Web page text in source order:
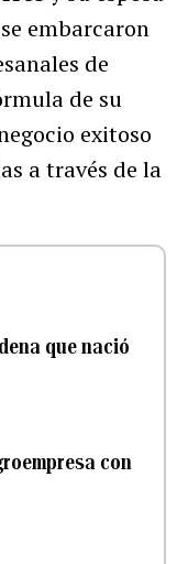
se embarcaron
de
de su
exitoso
a través de la
que nació
con